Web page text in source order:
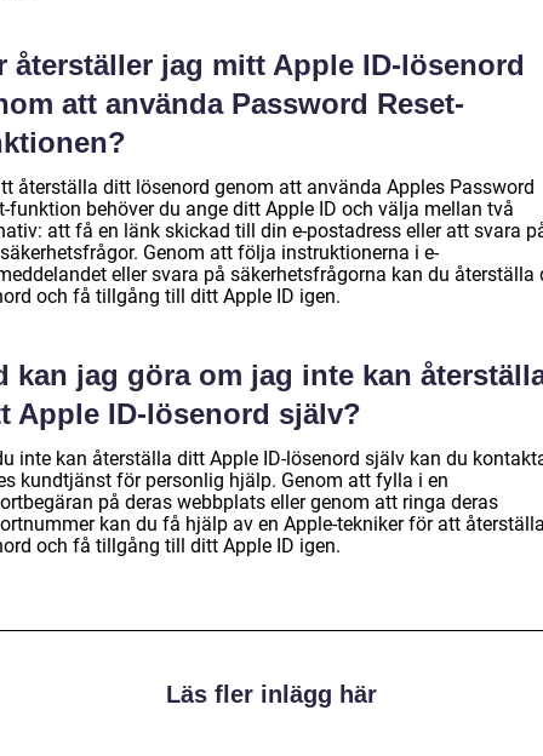
återställer jag mitt Apple ID-lösenord
att använda Password Reset-
återställa ditt lösenord genom att använda Apples Password
funktion behöver du ange ditt Apple ID och välja mellan två
att få en länk skickad till din e-postadress eller att svara
Genom att följa instruktionerna i e-
eller svara på säkerhetsfrågorna kan du återställa
och få tillgång till ditt Apple ID igen.
kan jag göra om jag inte kan
Apple ID-lösenord själv?
inte kan återställa ditt Apple ID-lösenord själv kan du
kundtjänst för personlig hjälp. Genom att fylla i en
på deras webbplats eller genom att ringa deras
kan du få hjälp av en Apple-tekniker för att
och få tillgång till ditt Apple ID igen.
Läs fler inlägg här